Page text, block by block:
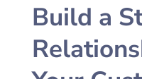
Build a